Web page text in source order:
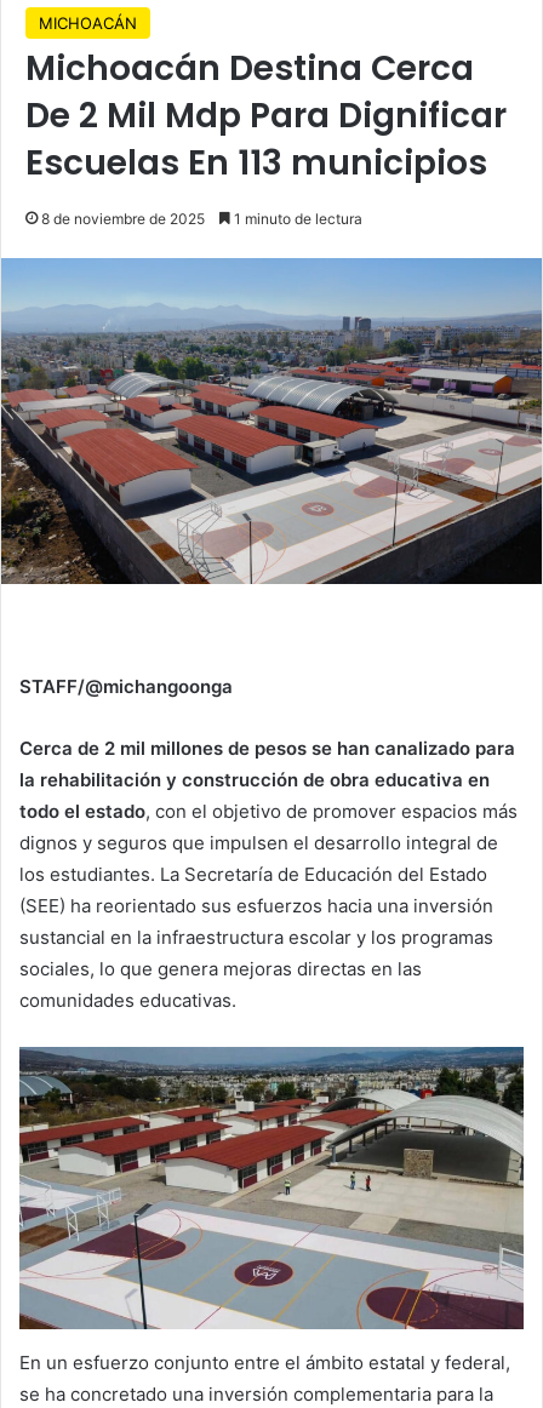
MICHOACÁN
Michoacán Destina Cerca
De 2 Mil Mdp Para Dignificar
Escuelas En 113 municipios
8 de noviembre de 2025 1 minuto de lectura
STAFF/@michangoonga
Cerca de 2 mil millones de pesos se han canalizado para
la rehabilitación y construcción de obra educativa en
todo el estado, con el objetivo de promover espacios más
dignos y seguros que impulsen el desarrollo integral de
los estudiantes. La Secretaría de Educación del Estado
(SEE) ha reorientado sus esfuerzos hacia una inversión
sustancial en la infraestructura escolar y los programas
sociales, lo que genera mejoras directas en las
comunidades educativas.
En un esfuerzo conjunto entre el ámbito estatal y federal,
se ha concretado una inversión complementaria para la